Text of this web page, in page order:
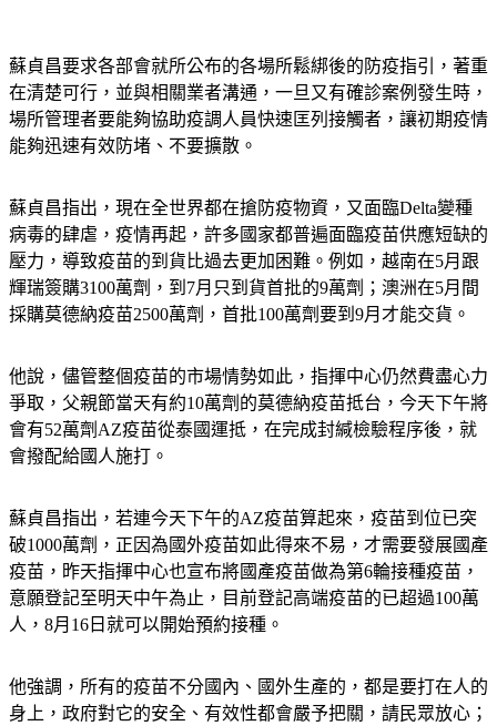
蘇貞昌要求各部會就所公布的各場所鬆綁後的防疫指引，著重
在清楚可行，並與相關業者溝通，一旦又有確診案例發生時，
場所管理者要能夠協助疫調人員快速匡列接觸者，讓初期疫情
能夠迅速有效防堵、不要擴散。
蘇貞昌指出，現在全世界都在搶防疫物資，又面臨Delta變種
病毒的肆虐，疫情再起，許多國家都普遍面臨疫苗供應短缺的
壓力，導致疫苗的到貨比過去更加困難。例如，越南在5月跟
輝瑞簽購3100萬劑，到7月只到貨首批的9萬劑；澳洲在5月間
採購莫德納疫苗2500萬劑，首批100萬劑要到9月才能交貨。
他說，儘管整個疫苗的市場情勢如此，指揮中心仍然費盡心力
爭取，父親節當天有約10萬劑的莫德納疫苗抵台，今天下午將
會有52萬劑AZ疫苗從泰國運抵，在完成封緘檢驗程序後，就
會撥配給國人施打。
蘇貞昌指出，若連今天下午的AZ疫苗算起來，疫苗到位已突
破1000萬劑，正因為國外疫苗如此得來不易，才需要發展國產
疫苗，昨天指揮中心也宣布將國產疫苗做為第6輪接種疫苗，
意願登記至明天中午為止，目前登記高端疫苗的已超過100萬
人，8月16日就可以開始預約接種。
他強調，所有的疫苗不分國內、國外生產的，都是要打在人的
身上，政府對它的安全、有效性都會嚴予把關，請民眾放心；